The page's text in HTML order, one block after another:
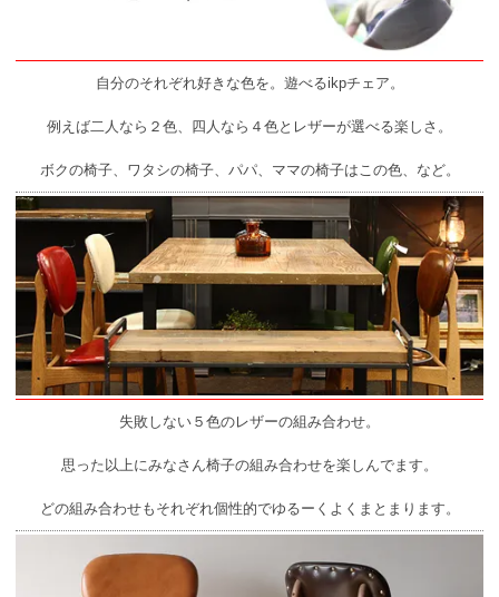
自分のそれぞれ好きな色を。遊べるikpチェア。
例えば二人なら２色、四人なら４色とレザーが選べる楽しさ。
ボクの椅子、ワタシの椅子、パパ、ママの椅子はこの色、など。
失敗しない５色のレザーの組み合わせ。
思った以上にみなさん椅子の組み合わせを楽しんでます。
どの組み合わせもそれぞれ個性的でゆるーくよくまとまります。